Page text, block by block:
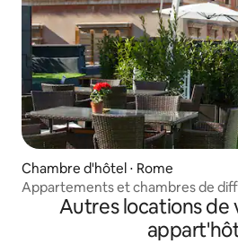
Chambre d'hôtel ⋅ Rome
Appartements et chambres de
quartier du Vatican
Autres locations de